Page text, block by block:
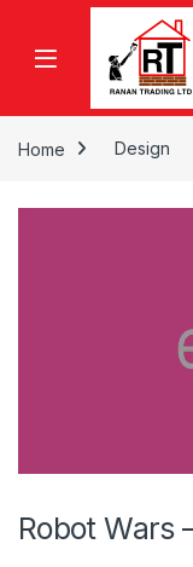
Skip to navigation
Skip to content
Home Design
Robot Wars